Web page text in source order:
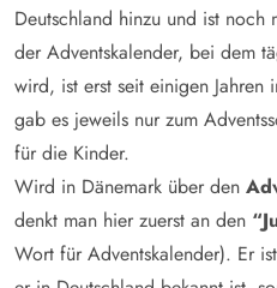
Deutschland hinzu und ist
der Adventskalender, bei dem
wird, ist erst seit einigen Jahren
gab es jeweils nur zum
für die Kinder.
Wird in Dänemark über den
denkt man hier zuerst an den
Wort für Adventskalender). Er